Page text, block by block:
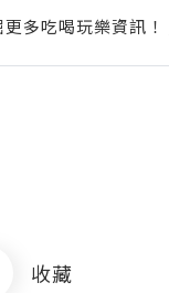
多吃喝玩樂資訊！
收藏